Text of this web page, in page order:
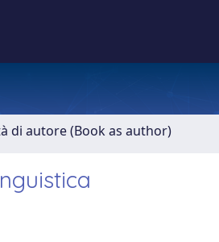
di autore (Book as author)